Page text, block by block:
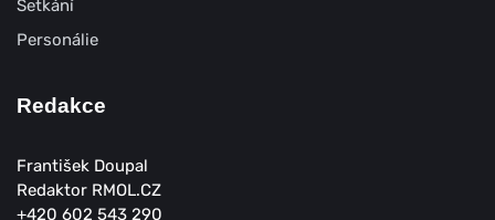
Setkání
Personálie
Redakce
František Doupal
Redaktor RMOL.CZ
+420 602 543 290